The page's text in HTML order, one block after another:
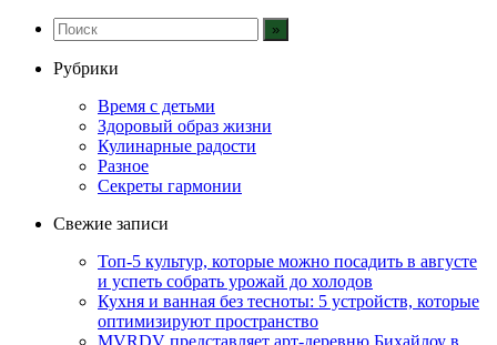
Рубрики
Время с детьми
Здоровый образ жизни
Кулинарные радости
Разное
Секреты гармонии
Свежие записи
Топ-5 культур, которые можно посадить в августе
и успеть собрать урожай до холодов
Кухня и ванная без тесноты: 5 устройств, которые
оптимизируют пространство
MVRDV представляет арт-деревню Бихайлоу в